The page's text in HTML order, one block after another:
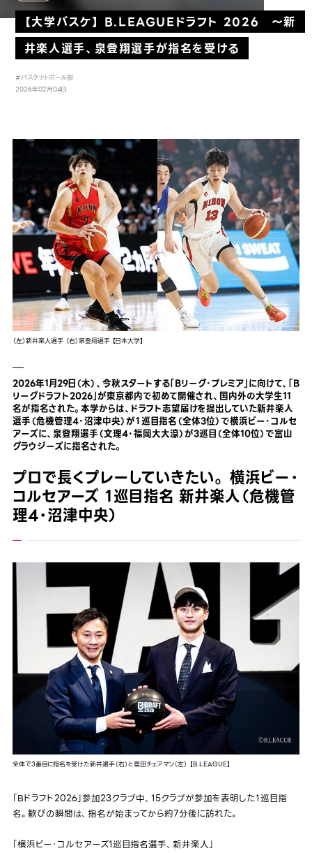
【大学バスケ】 B.LEAGUEドラフト 2026 〜新
井楽人選手、泉登翔選手が指名を受ける
#バスケットボール部
2026年02月04日
（左）新井楽人選手 （右）泉登翔選手 【日本大学】
2026年1月29日（木）、今秋スタートする「Bリーグ・プレミア」に向けて、「B
リーグドラフト2026」が東京都内で初めて開催され、国内外の大学生11
名が指名された。本学からは、ドラフト志望届けを提出していた新井楽人
選手（危機管理4・沼津中央）が１巡目指名（全体3位）で横浜ビー・コルセ
アーズに、泉登翔選手（文理4・福岡大大濠）が3巡目（全体10位）で富山
グラウジーズに指名された。
プロで長くプレーしていきたい。 横浜ビー・
コルセアーズ １巡目指名 新井楽人（危機管
理4・沼津中央）
全体で3番目に指名を受けた新井選手（右）と島田チェアマン（左） 【B.LEAGUE】
「Bドラフト2026」参加23クラブ中、15クラブが参加を表明した１巡目指
名。歓びの瞬間は、指名が始まってから約7分後に訪れた。
「横浜ビー・コルセアーズ1巡目指名選手、新井楽人」